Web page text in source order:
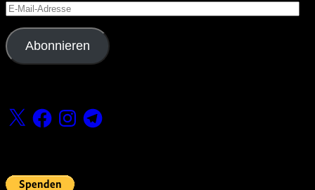
E-
Mail-
Adresse
Abonnieren
X FacebookInstagramTelegram